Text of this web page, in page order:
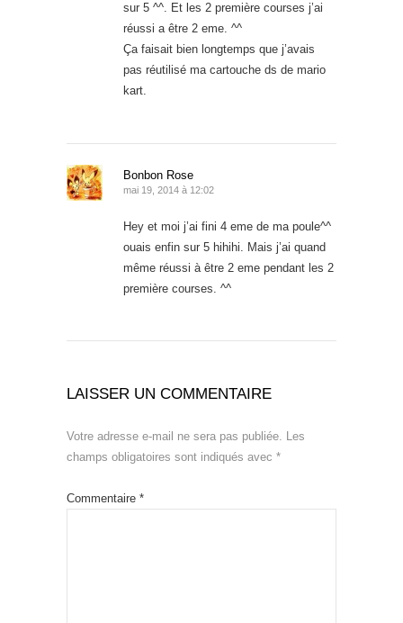
sur 5 ^^. Et les 2 première courses j’ai
réussi a être 2 eme. ^^
Ça faisait bien longtemps que j’avais
pas réutilisé ma cartouche ds de mario
kart.
Bonbon Rose
mai 19, 2014 à 12:02
Hey et moi j’ai fini 4 eme de ma poule^^
ouais enfin sur 5 hihihi. Mais j’ai quand
même réussi à être 2 eme pendant les 2
première courses. ^^
LAISSER UN COMMENTAIRE
Votre adresse e-mail ne sera pas publiée. Les
champs obligatoires sont indiqués avec *
Commentaire *